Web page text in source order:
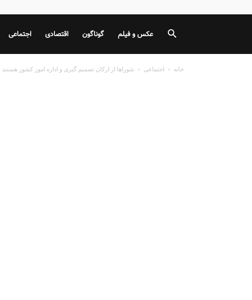
اجتماعی اقتصادی گوناگون عکس و فیلم
خانه اجتماعی شوراها از ارکان تصمیم گیری و اداره امور کشور هستند